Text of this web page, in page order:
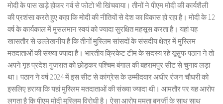
मोदी के पास खड़े होकर गर्व से फोटो भी खिंचवाया। तीनों ने पीएम मोदी की कार्यशैली
की प्रशंसा करते हुए कहा कि मोदी की नीतियों से देश का विकास हो रहा है। मोदी के 12
वर्ष के कार्यकाल में मुसलमान स्वयं को ज्यादा सुरक्षित महसूस करता है। यहां यह
खासतौर से उल्लेखनीय है कि तीनों मुस्लिम सांसदों के संसदीय क्षेत्र में मुस्लिम
मतदाताओं की संख्या ज्यादा है। भारतीय क्रिकेट टीम के सदस्य रहे यूसुफ पठान ने तो
अपने गृह प्रदेश गुजरात को छोड़कर पश्चिम बंगाल की बहरामपुर सीट से चुनाव लड़ा
था। पठान ने वर्ष 2024 में इस सीट से कांग्रेस के उम्मीदवार अधीर रंजन चौधरी को
इसलिए हराया कि यहां मुस्लिम मतदाताओं की संख्या ज्यादा थी। आमतौर पर यह आरोप
लगता है कि पीएम मोदी मुस्लिम विरोधी है। ऐसा आरोप ममता बनर्जी के साथ साथ